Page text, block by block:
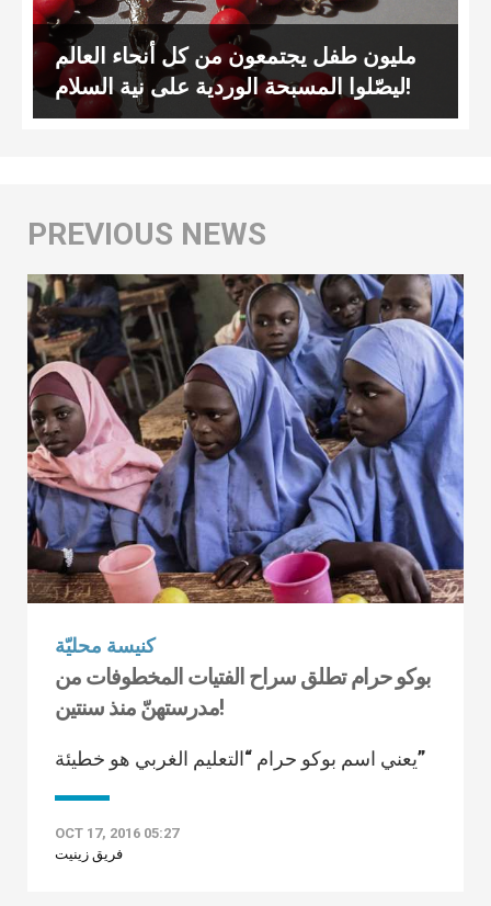
مليون طفل يجتمعون من كل أنحاء العالم
ليصّلوا المسبحة الوردية على نية السلام!
كنيسة محليّة
بوكو حرام تطلق سراح الفتيات المخطوفات من
مدرستهنّ منذ سنتين!
يعني اسم بوكو حرام “التعليم الغربي هو خطيئة”
OCT 17, 2016 05:27
فريق زينيت